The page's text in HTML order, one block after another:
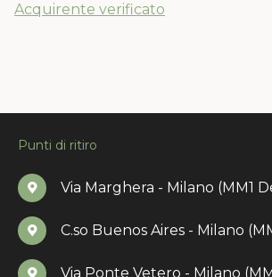
Acquirente verificato
Punti di ritiro
Via Marghera - Milano (MM1
C.so Buenos Aires - Milano
Via Ponte Vetero - Milano